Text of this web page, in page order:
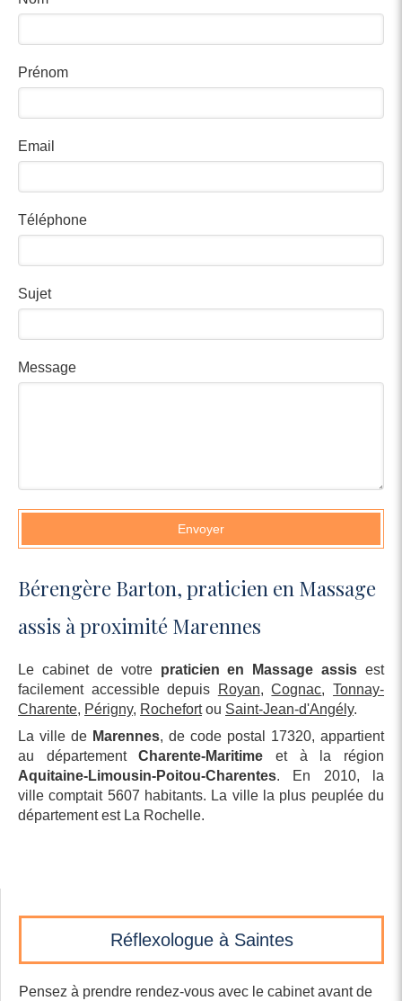
Prénom
Email
Téléphone
Sujet
Message
Envoyer
Bérengère Barton, praticien en Massage
assis à proximité Marennes
Le cabinet de votre praticien en Massage assis est
facilement accessible depuis
Royan,Cognac,Tonnay-
Charente, Périgny, Rochefortou Saint-Jean-d'Angély.
La ville de Marennes, de code postal 17320, appartient
au départementCharente-Maritime et à la région
Aquitaine-Limousin-Poitou-Charentes. En 2010, la
ville comptait 5607 habitants. La ville la plus peuplée du
département est La Rochelle.
Réflexologue à Saintes
Pensez à prendre rendez-vous avec le cabinet avant de